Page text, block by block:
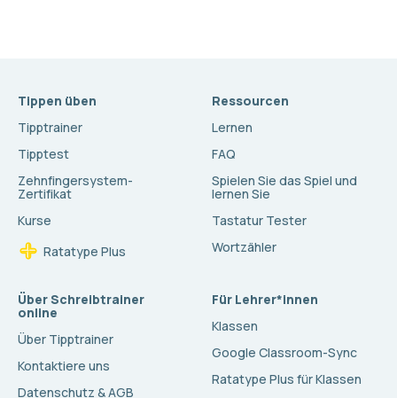
Tippen üben
Tipptrainer
Tipptest
Zehnfingersystem-
Zertifikat
Kurse
Ratatype Plus
Ressourcen
Lernen
FAQ
Spielen Sie das Spiel und
lernen Sie
Tastatur Tester
Wortzähler
Über Schreibtrainer
online
Über Tipptrainer
Kontaktiere uns
Datenschutz & AGB
Für Lehrer*innen
Klassen
Google Classroom-Sync
Ratatype Plus für Klassen